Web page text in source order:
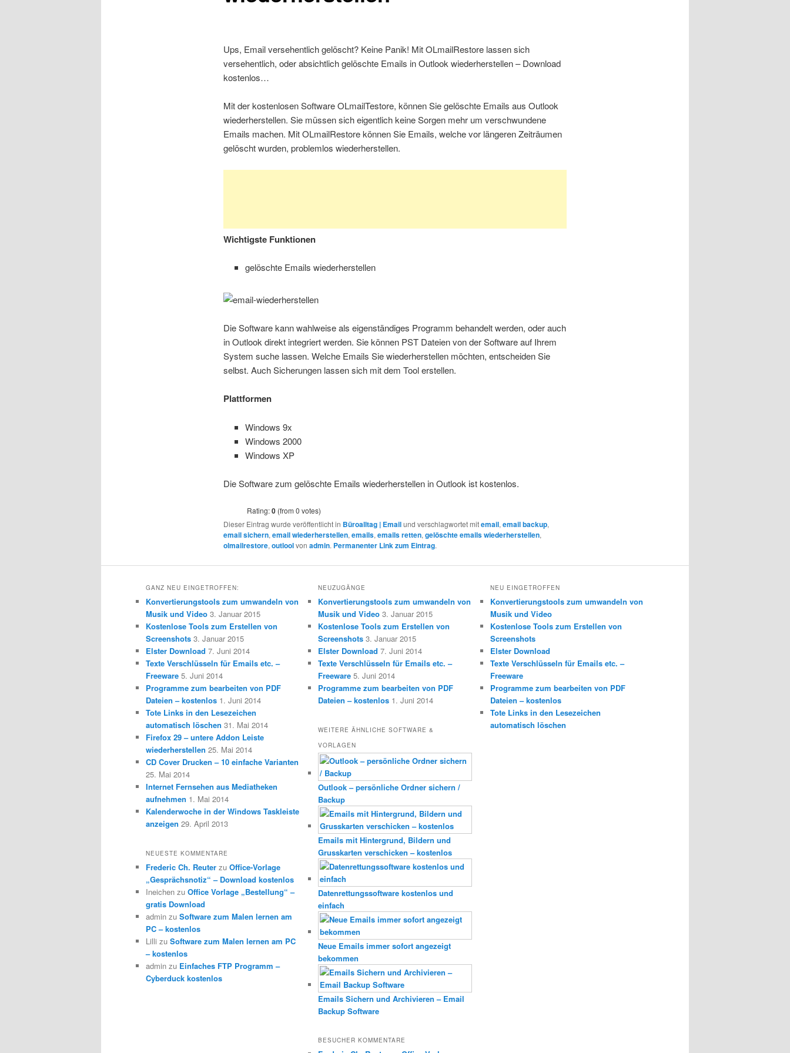
Ups, Email versehentlich gelöscht? Keine Panik! Mit OLmailRestore lassen sich
versehentlich, oder absichtlich gelöschte Emails in Outlook wiederherstellen – Download
kostenlos…
Mit der kostenlosen Software OLmailTestore, können Sie gelöschte Emails aus Outlook
wiederherstellen. Sie müssen sich eigentlich keine Sorgen mehr um verschwundene
Emails machen. Mit OLmailRestore können Sie Emails, welche vor längeren Zeiträumen
gelöscht wurden, problemlos wiederherstellen.
Wichtigste Funktionen
gelöschte Emails wiederherstellen
Die Software kann wahlweise als eigenständiges Programm behandelt werden, oder auch
in Outlook direkt integriert werden. Sie können PST Dateien von der Software auf Ihrem
System suche lassen. Welche Emails Sie wiederherstellen möchten, entscheiden Sie
selbst. Auch Sicherungen lassen sich mit dem Tool erstellen.
Plattformen
Windows 9x
Windows 2000
Windows XP
Die Software zum gelöschte Emails wiederherstellen in Outlook ist kostenlos.
Rating:0(from 0 votes)
Dieser Eintrag wurde veröffentlicht in Büroalltag | Emailund verschlagwortet mitemail,email backup,
email sichern,email wiederherstellen,emails,emails retten,gelöschte emails wiederherstellen,
olmailrestore,outloolvon admin. Permanenter Link zum Eintrag.
GANZ NEU EINGETROFFEN:
Konvertierungstools zum umwandeln von
Musik und Video 3. Januar 2015
Kostenlose Tools zum Erstellen von
Screenshots 3. Januar 2015
Elster Download 7. Juni 2014
Texte Verschlüsseln für Emails etc. –
Freeware 5. Juni 2014
Programme zum bearbeiten von PDF
Dateien – kostenlos 1. Juni 2014
Tote Links in den Lesezeichen
automatisch löschen 31. Mai 2014
Firefox 29 – untere Addon Leiste
wiederherstellen 25. Mai 2014
CD Cover Drucken – 10 einfache Varianten
25. Mai 2014
Internet Fernsehen aus Mediatheken
aufnehmen 1. Mai 2014
Kalenderwoche in der Windows Taskleiste
anzeigen 29. April 2013
NEUESTE KOMMENTARE
Frederic Ch. Reuter zu Office-Vorlage
„Gesprächsnotiz“ – Download kostenlos
Ineichen zu Office Vorlage „Bestellung“ –
gratis Download
admin zu Software zum Malen lernen am
PC – kostenlos
Lilli zu Software zum Malen lernen am PC
– kostenlos
admin zu Einfaches FTP Programm –
Cyberduck kostenlos
NEUZUGÄNGE
Konvertierungstools zum umwandeln von
Musik und Video 3. Januar 2015
Kostenlose Tools zum Erstellen von
Screenshots 3. Januar 2015
Elster Download 7. Juni 2014
Texte Verschlüsseln für Emails etc. –
Freeware 5. Juni 2014
Programme zum bearbeiten von PDF
Dateien – kostenlos 1. Juni 2014
WEITERE ÄHNLICHE SOFTWARE &
VORLAGEN
Outlook – persönliche Ordner sichern /
Backup
Emails mit Hintergrund, Bildern und
Grusskarten verschicken – kostenlos
Datenrettungssoftware kostenlos und
einfach
Neue Emails immer sofort angezeigt
bekommen
Emails Sichern und Archivieren – Email
Backup Software
BESUCHER KOMMENTARE
NEU EINGETROFFEN
Konvertierungstools zum umwandeln von
Musik und Video
Kostenlose Tools zum Erstellen von
Screenshots
Elster Download
Texte Verschlüsseln für Emails etc. –
Freeware
Programme zum bearbeiten von PDF
Dateien – kostenlos
Tote Links in den Lesezeichen
automatisch löschen